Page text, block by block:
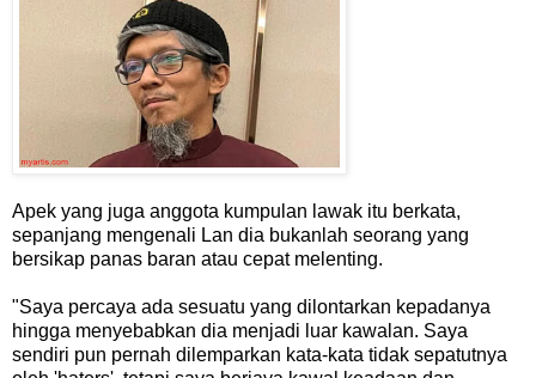
Apek yang juga anggota kumpulan lawak itu berkata,
sepanjang mengenali Lan dia bukanlah seorang yang
bersikap panas baran atau cepat melenting.
"Saya percaya ada sesuatu yang dilontarkan kepadanya
hingga menyebabkan dia menjadi luar kawalan. Saya
sendiri pun pernah dilemparkan kata-kata tidak sepatutnya